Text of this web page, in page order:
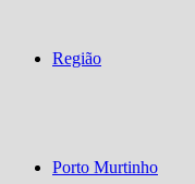
Região
Porto Murtinho